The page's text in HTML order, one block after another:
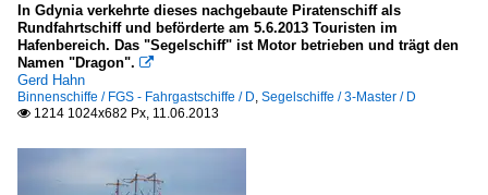
In Gdynia verkehrte dieses nachgebaute Piratenschiff als
Rundfahrtschiff und beförderte am 5.6.2013 Touristen im
Hafenbereich. Das "Segelschiff" ist Motor betrieben und trägt den
Namen "Dragon". 
Gerd Hahn
Binnenschiffe / FGS - Fahrgastschiffe / D Segelschiffe / 3-Master / D
 1214 1024x682 Px, 11.06.2013